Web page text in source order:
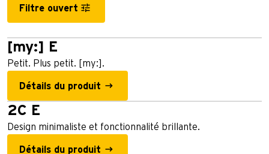
Filtre ouvert
[my:] E
Petit. Plus petit. [my:].
Détails du produit
2C E
Design minimaliste et fonctionnalité brillante.
Détails du produit